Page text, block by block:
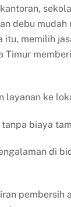
debu mudah
itu, memilih
Timur
layanan ke
biaya
di
pembersih